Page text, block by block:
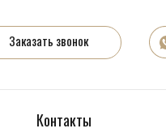
Заказать звонок
Контакты